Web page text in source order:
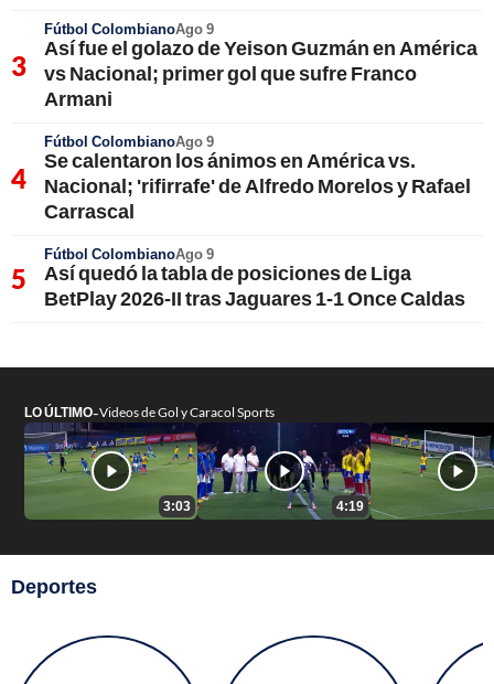
Fútbol ColombianoAgo 9
Así fue el golazo de Yeison Guzmán en América
vs Nacional; primer gol que sufre Franco
Armani
Fútbol ColombianoAgo 9
Se calentaron los ánimos en América vs.
Nacional; 'rifirrafe' de Alfredo Morelos y Rafael
Carrascal
Fútbol ColombianoAgo 9
Así quedó la tabla de posiciones de Liga
BetPlay 2026-II tras Jaguares 1-1 Once Caldas
LO ÚLTIMO-Videos de Gol y Caracol Sports
3:03 4:19
Deportes